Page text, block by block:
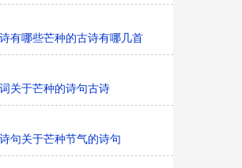
有哪些芒种的古诗有哪几首
关于芒种的诗句古诗
句关于芒种节气的诗句